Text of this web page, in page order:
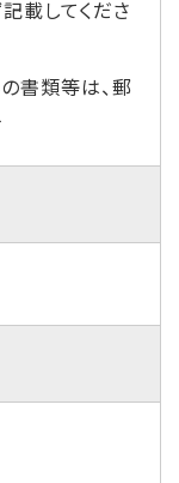
載してくださ
書類等は、郵